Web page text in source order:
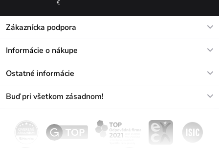
€
Zákaznícka podpora
info@vuch.sk
Informácie o nákupe
Materiály a údržba
Vrátenie a reklamácia
Ostatné informácie
Darčekové poukazy
Buď pri všetkom zásadnom!
Odoberať